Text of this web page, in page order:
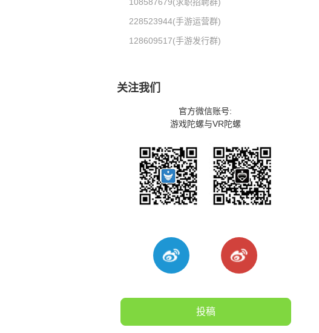
228523944(手游运营群)
128609517(手游发行群)
关注我们
官方微信账号:
游戏陀螺与VR陀螺
投稿